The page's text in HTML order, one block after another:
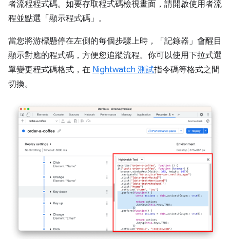
者流程程式碼。如要存取程式碼檢視畫面，請開啟使用者流
程並點選「顯示程式碼」 。
當您將游標懸停在左側的每個步驟上時，「記錄器」 會醒目
顯示對應的程式碼，方便您追蹤流程。你可以使用下拉式選
單變更程式碼格式，在 Nightwatch 測試指令碼等格式之間
切換。